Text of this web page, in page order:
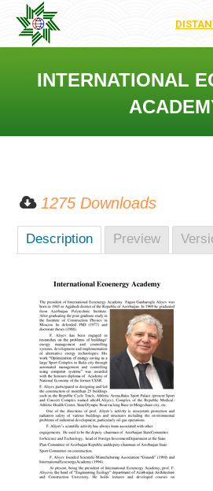
INTERNATIONAL
1275 Downloads
Description Preview